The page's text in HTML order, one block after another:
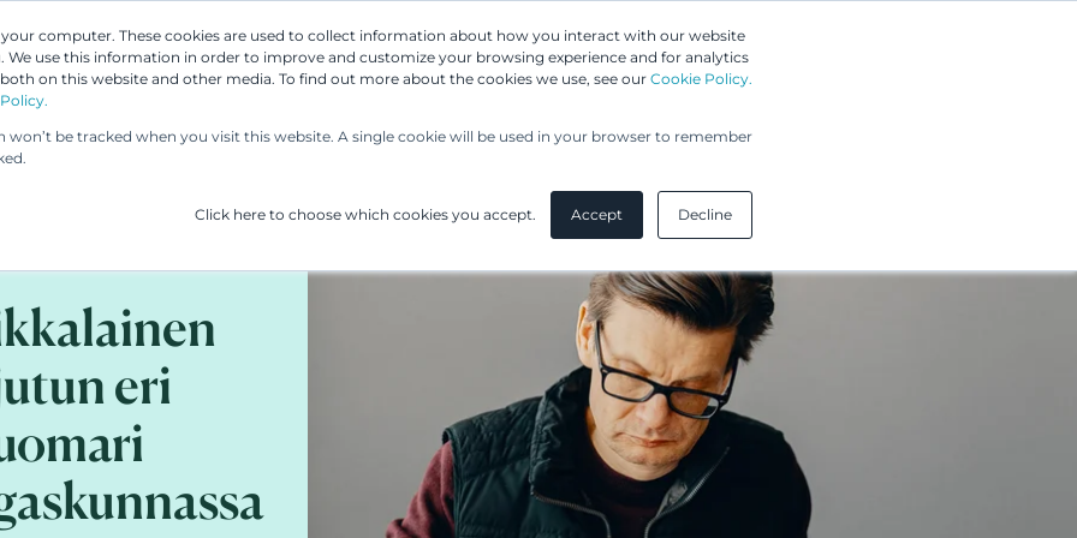
computer. These cookies are used to collect information about how you interact with our website
We use this information in order to improve and customize your browsing experience and for analytics
on this website and other media. To find out more about the cookies we use, see our Cookie Policy.
be tracked when you visit this website. A single cookie will be used in your browser to remember
Click here to choose which cookies you accept. Accept Decline
Asiantuntijamme Palvelumme UP & UPC Asiakkaamme
eri